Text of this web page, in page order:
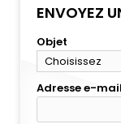
ENVOYEZ
Objet
Choisissez
Adresse e-mail